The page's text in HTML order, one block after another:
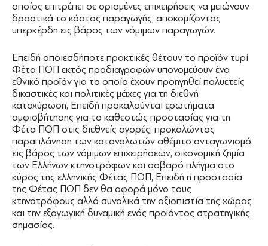
οποίος επιτρέπει σε ορισμένες επιχειρήσεις να μειώνουν
δραστικά το κόστος παραγωγής, αποκομίζοντας
υπερκέρδη εις βάρος των νόμιμων παραγωγών.
Επειδή οποιεσδήποτε πρακτικές θέτουν το προϊόν τυρί
Φέτα ΠΟΠ εκτός προδιαγραφών υπονομεύουν ένα
εθνικό προϊόν για το οποίο έχουν προηγηθεί πολυετείς
δικαστικές και πολιτικές μάχες για τη διεθνή
κατοχύρωση, Επειδή προκαλούνται ερωτήματα
αμφισβήτησης για το καθεστώς προστασίας για τη
Φέτα ΠΟΠ στις διεθνείς αγορές, προκαλώντας
παραπλάνηση των καταναλωτών αθέμιτο ανταγωνισμό
εις βάρος των νόμιμων επιχειρήσεων, οικονομική ζημία
των Ελλήνων κτηνοτρόφων και σοβαρό πλήγμα στο
κύρος της ελληνικής Φέτας ΠΟΠ, Επειδή η προστασία
της Φέτας ΠΟΠ δεν θα αφορά μόνο τους
κτηνοτρόφους αλλά συνολικά την αξιοπιστία της χώρας
και την εξαγωγική δυναμική ενός προϊόντος στρατηγικής
σημασίας.